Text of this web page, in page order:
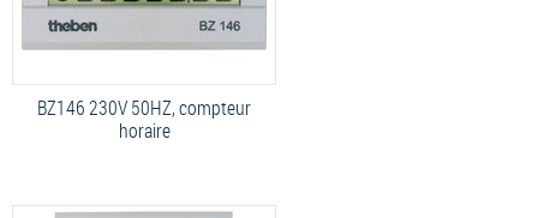
BZ146 230V 50HZ, compteur
horaire